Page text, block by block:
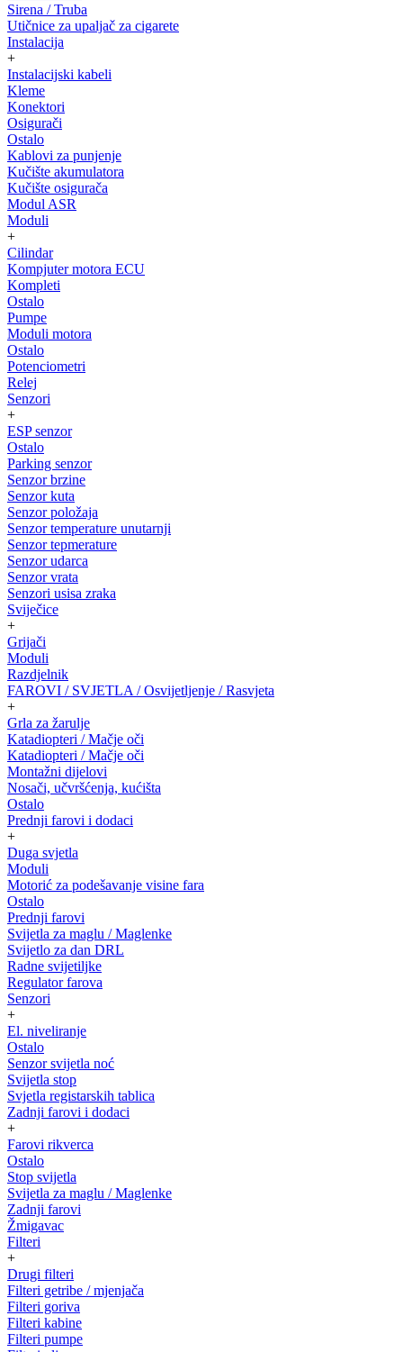
Sirena / Truba
Utičnice za upaljač za cigarete
Instalacija
+
Instalacijski kabeli
Kleme
Konektori
Osigurači
Ostalo
Kablovi za punjenje
Kučište akumulatora
Kučište osigurača
Modul ASR
Moduli
+
Cilindar
Kompjuter motora ECU
Kompleti
Ostalo
Pumpe
Moduli motora
Ostalo
Potenciometri
Relej
Senzori
+
ESP senzor
Ostalo
Parking senzor
Senzor brzine
Senzor kuta
Senzor položaja
Senzor temperature unutarnji
Senzor tepmerature
Senzor udarca
Senzor vrata
Senzori usisa zraka
Sviječice
+
Grijači
Moduli
Razdjelnik
FAROVI / SVJETLA / Osvijetljenje / Rasvjeta
+
Grla za žarulje
Katadiopteri / Mačje oči
Katadiopteri / Mačje oči
Montažni dijelovi
Nosači, učvršćenja, kućišta
Ostalo
Prednji farovi i dodaci
+
Duga svjetla
Moduli
Motorić za podešavanje visine fara
Ostalo
Prednji farovi
Svijetla za maglu / Maglenke
Svijetlo za dan DRL
Radne svijetiljke
Regulator farova
Senzori
+
El. niveliranje
Ostalo
Senzor svijetla noć
Svijetla stop
Svjetla registarskih tablica
Zadnji farovi i dodaci
+
Farovi rikverca
Ostalo
Stop svijetla
Svijetla za maglu / Maglenke
Zadnji farovi
Žmigavac
Filteri
+
Drugi filteri
Filteri getribe / mjenjača
Filteri goriva
Filteri kabine
Filteri pumpe